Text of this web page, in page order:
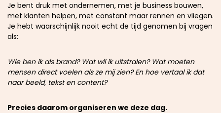
Je bent druk met ondernemen, met je business bouwen,
met klanten helpen, met constant maar rennen en vliegen.
Je hebt waarschijnlijk nooit echt de tijd genomen bij vragen
als:
Wie ben ik als brand? Wat wil ik uitstralen? Wat moeten
mensen direct voelen als ze mij zien? En hoe vertaal ik dat
naar beeld, tekst en content?
Precies daarom organiseren we deze dag.